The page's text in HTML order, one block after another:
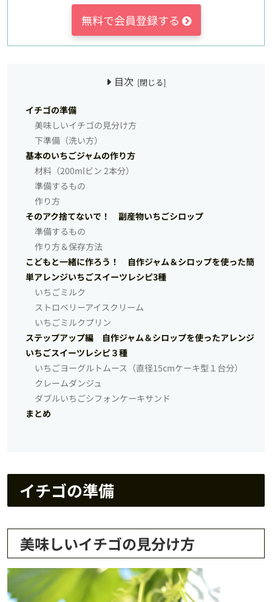
無料で会員登録する
目次
イチゴの準備
美味しいイチゴの見分け方
下準備（洗い方）
基本のいちごジャムの作り方
材料（200mlビン 2本分）
準備するもの
作り方
そのアク捨てないで！ 副産物いちごシロップ
準備するもの
作り方＆保存方法
こどもと一緒に作ろう！ 自作ジャム＆シロップを使った簡
単アレンジいちごスイーツレシピ3種
いちごミルク
ストロベリーアイスクリーム
いちごミルクプリン
ステップアップ編 自作ジャム＆シロップを使ったアレンジ
いちごスイーツレシピ３種
いちごヨーグルトムース（直径15cmケーキ型１台分）
クレームダンジュ
ダブルいちごシフォンケーキサンド
まとめ
イチゴの準備
美味しいイチゴの見分け方